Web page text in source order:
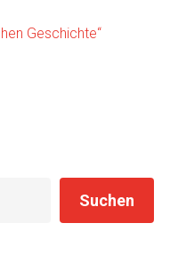
Geschichte“
Suchen